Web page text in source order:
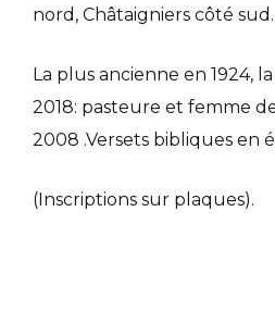
nord, Châtaigniers côté sud.
La plus ancienne en 1924,
2018: pasteure et femme
2008 .Versets bibliques en
(Inscriptions sur plaques).